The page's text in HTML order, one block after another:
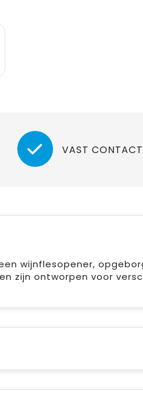
VAST
wijnflesopener,
zijn ontworpen voor